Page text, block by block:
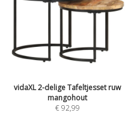
vidaXL 2-delige Tafeltjesset ruw
mangohout
€ 92,99